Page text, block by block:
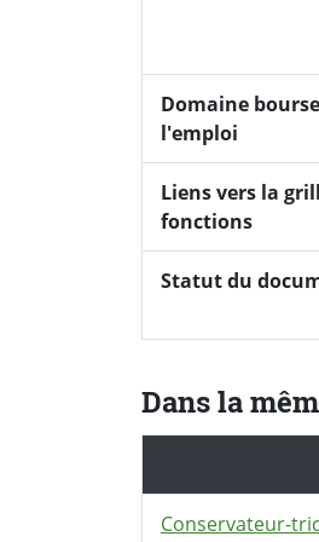
Domaine
l'emploi
Liens vers la
fonctions
Statut du
Dans la
Conservateur-